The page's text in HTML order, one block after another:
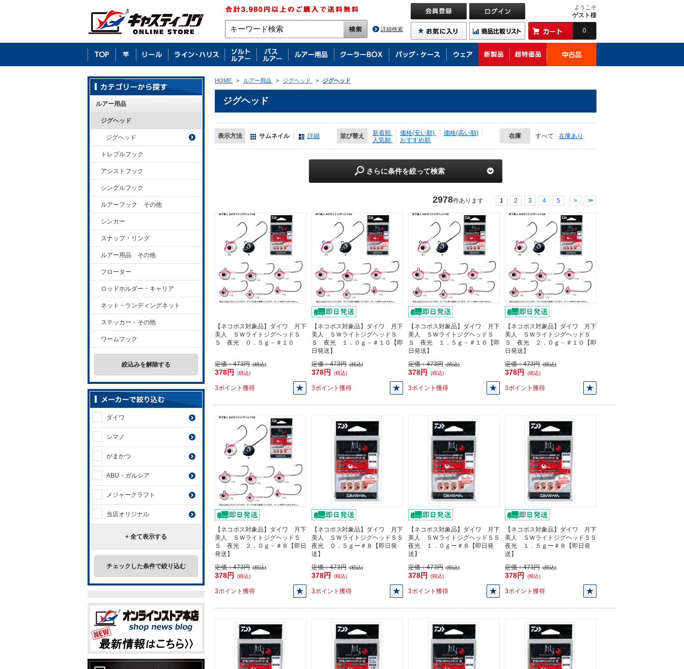
詳細検索
ようこそ
ゲスト様
0
HOME > ルアー用品 > ジグヘッド > ジグヘッド
ジグヘッド
表示方法 サムネイル 詳細 並び替え 新着順 価格(安い順)
価格(高い順)
人気順
おすすめ順
在庫 すべて 在庫あり
さらに条件を絞って検索
2978件あります 1 2 3 4 5 > >>
【ネコポス対象品】ダイワ 月下
美人 ＳＷライトジグヘッドＳ
Ｓ 夜光 ０．５ｇ－＃１０
定価：473円 (税込)
378円 (税込)
3ポイント獲得
【ネコポス対象品】ダイワ 月下
美人 ＳＷライトジグヘッドＳ
Ｓ 夜光 １．０ｇ－＃１０【即
日発送】
定価：473円 (税込)
378円 (税込)
3ポイント獲得
【ネコポス対象品】ダイワ 月下
美人 ＳＷライトジグヘッドＳ
Ｓ 夜光 １．５ｇ－＃１０【即
日発送】
定価：473円 (税込)
378円 (税込)
3ポイント獲得
【ネコポス対象品】ダイワ 月下
美人 ＳＷライトジグヘッドＳ
Ｓ 夜光 ２．０ｇ－＃１０【即
日発送】
定価：473円 (税込)
378円 (税込)
3ポイント獲得
【ネコポス対象品】ダイワ 月下
美人 ＳＷライトジグヘッドＳ
Ｓ 夜光 ２．０ｇ－＃８【即日
発送】
定価：473円 (税込)
378円 (税込)
3ポイント獲得
【ネコポス対象品】ダイワ 月下
美人 ＳＷライトジグヘッドＳＳ
夜光 ０．５ｇー＃８【即日発
送】
定価：473円 (税込)
378円 (税込)
3ポイント獲得
【ネコポス対象品】ダイワ 月下
美人 ＳＷライトジグヘッドＳＳ
夜光 １．０ｇー＃８【即日発
送】
定価：473円 (税込)
378円 (税込)
3ポイント獲得
【ネコポス対象品】ダイワ 月下
美人 ＳＷライトジグヘッドＳＳ
夜光 １．５ｇー＃８【即日発
送】
定価：473円 (税込)
378円 (税込)
3ポイント獲得
ルアー用品
ジグヘッド
ジグヘッド
トレブルフック
アシストフック
シングルフック
ルアーフック その他
シンカー
スナップ・リング
ルアー用品 その他
フローター
ロッドホルダー・キャリア
ネット・ランディングネット
ステッカー・その他
ワームフック
絞込みを解除する
ダイワ
シマノ
がまかつ
ABU・ガルシア
メジャークラフト
当店オリジナル
+ 全て表示する
チェックした条件で絞り込む